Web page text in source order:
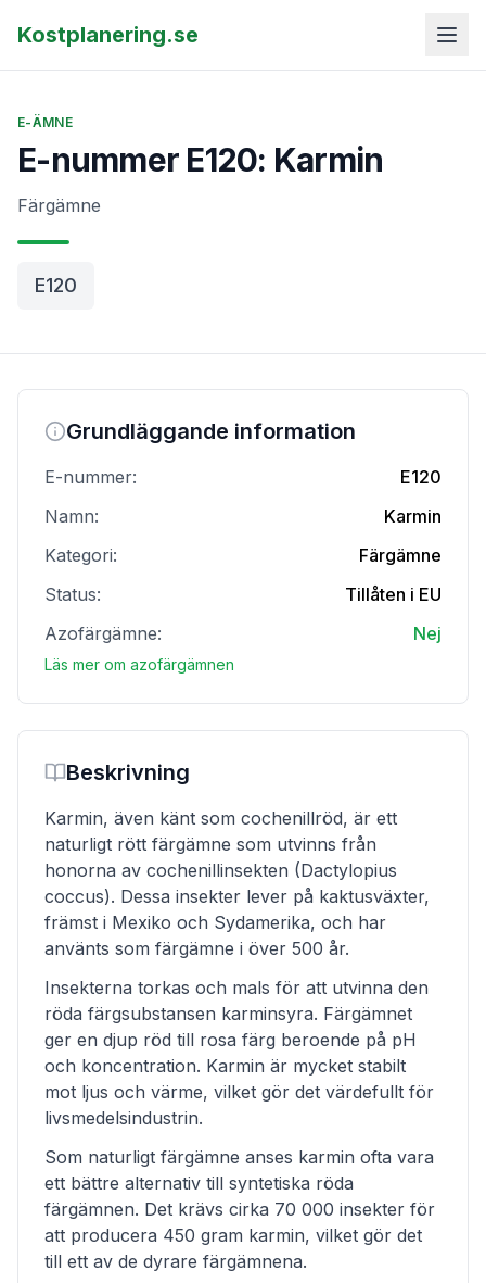
Kostplanering.se
E-ÄMNE
E-nummer E120: Karmin
Färgämne
E120
Grundläggande information
E-nummer:
E120
Namn:
Karmin
Kategori:
Färgämne
Status:
Tillåten i EU
Azofärgämne:
Nej
Läs mer om azofärgämnen
Beskrivning
Karmin, även känt som cochenillröd, är ett
naturligt rött färgämne som utvinns från
honorna av cochenillinsekten (Dactylopius
coccus). Dessa insekter lever på kaktusväxter,
främst i Mexiko och Sydamerika, och har
använts som färgämne i över 500 år.
Insekterna torkas och mals för att utvinna den
röda färgsubstansen karminsyra. Färgämnet
ger en djup röd till rosa färg beroende på pH
och koncentration. Karmin är mycket stabilt
mot ljus och värme, vilket gör det värdefullt för
livsmedelsindustrin.
Som naturligt färgämne anses karmin ofta vara
ett bättre alternativ till syntetiska röda
färgämnen. Det krävs cirka 70 000 insekter för
att producera 450 gram karmin, vilket gör det
till ett av de dyrare färgämnena.